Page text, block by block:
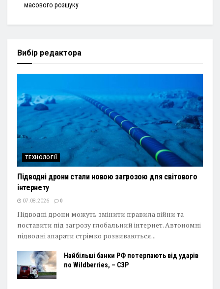
масового розшуку
Вибір редактора
ТЕХНОЛОГІЇ
Підводні дрони стали новою загрозою для світового
інтернету
07.08.2026 0
Підводні дрони можуть змінити правила війни та
поставити під загрозу глобальний інтернет. Автономні
підводні апарати стрімко розвиваються...
Найбільші банки РФ потерпають від ударів
по Wildberries, – СЗР